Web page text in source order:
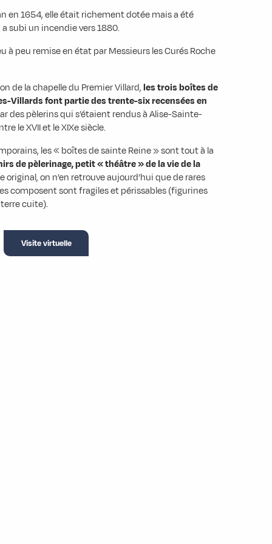
en 1654, elle était richement dotée mais a été
subi un incendie vers 1880.
à peu remise en état par Messieurs les Curés Roche
de la chapelle du Premier Villard,les trois boîtes de
Villards font partie des trente-six recensées en
des pèlerins qui s’étaient rendus à Alise-Sainte-
le XVII et le XIXe siècle.
les « boîtes de sainte Reine » sont tout à la
de pèlerinage, petit « théâtre » de la vie de la
original, on n’en retrouve aujourd’hui que de rares
composent sont fragiles et périssables (figurines
cuite).
Visite virtuelle